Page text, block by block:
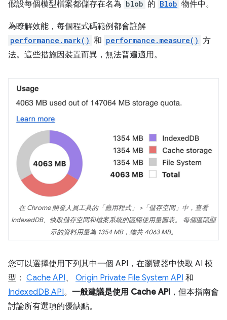
假設每個模型檔案都儲存在名為 blob 的 Blob 物件中。
為瞭解效能，每個程式碼範例都會註解
performance.mark() 和 performance.measure() 方
法。這些措施因裝置而異，無法普遍適用。
在 Chrome 開發人員工具的「應用程式」 >「儲存空間」 中，查看
IndexedDB、快取儲存空間和檔案系統的區隔使用量圖表。 每個區隔顯
示的資料用量為 1354 MB，總共 4063 MB。
您可以選擇使用下列其中一個 API，在瀏覽器中快取 AI 模
型： Cache API、 Origin Private File System API 和
IndexedDB API。 一般建議是使用 Cache API ，但本指南會
討論所有選項的優缺點。